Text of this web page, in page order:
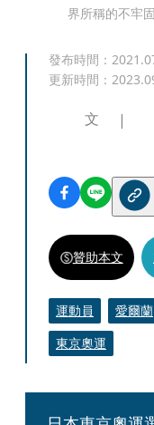
界所稱的不牢
發布時間：
更新時間：
文
贊助本文
運動員 愛爾蘭
東京奧運